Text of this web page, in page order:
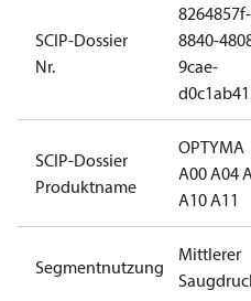
SCIP-Dossier
Nr.
8264857f-
8840-
9cae-
SCIP-Dossier
Produktname
OPTYMA
A00 A04
A10 A11
Segmentnutzung
Mittlerer